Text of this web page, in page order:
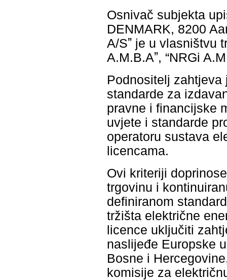
Osnivač subjekta
DENMARK, 8200
A/Sˮ je u vlasništvu
A.M.B.Aˮ, “NRGi
Podnositelj
standarde za
pravne i financijske
uvjete i standarde
operatoru sustava
licencama.
Ovi kriteriji
trgovinu i
definiranom
tržišta električne
licence uključiti
naslijeđe Europske
Bosne i
komisije za